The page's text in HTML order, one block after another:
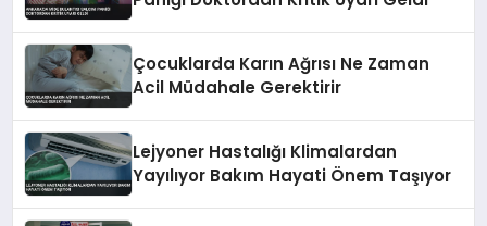
Çocuklarda Karın Ağrısı Ne Zaman
Acil Müdahale Gerektirir
Lejyoner Hastalığı Klimalardan
Yayılıyor Bakım Hayati Önem Taşıyor